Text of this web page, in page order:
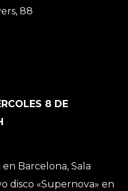
88
8 DE
Barcelona, Sala
disco «Supernova» en